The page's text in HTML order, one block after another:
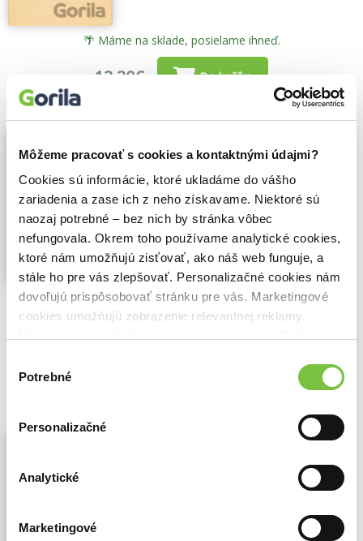
Môžeme pracovať s cookies a kontaktnými údajmi?
Cookies sú informácie, ktoré ukladáme do vášho
zariadenia a zase ich z neho získavame. Niektoré sú
naozaj potrebné – bez nich by stránka vôbec
nefungovala. Okrem toho používame analytické cookies,
ktoré nám umožňujú zisťovať, ako náš web funguje, a
stále ho pre vás zlepšovať. Personalizačné cookies nám
dovoľujú prispôsobovať stránku pre vás. Marketingové
cookies umožňujú zobrazenie relevantnej reklamy.
cookies.
súhlasu
Potrebné
Personalizačné
Analytické
Marketingové
🌴 Máme na sklade, posielame ihneď.
12,20€ Do košíka
kníh)
Cyrilo-metodovské dedictvo
Ústav dejín kresťanstva na Slovensku v
spolupráci s vydavateľstvom LÚČ touto
edíciou predkladajú záujemcom stručnou,
ale vedecky dokumentovanou formou
menej známe, kontroverzné, zamlčované
a neraz falšované historické témy a ich....
Zobraziť viac
🌴 Máme na sklade, posielame ihneď.
Zľava 10% Slováci a Sedembolestná (2. vydanie)
priamo najbližšie k pravde č. 64